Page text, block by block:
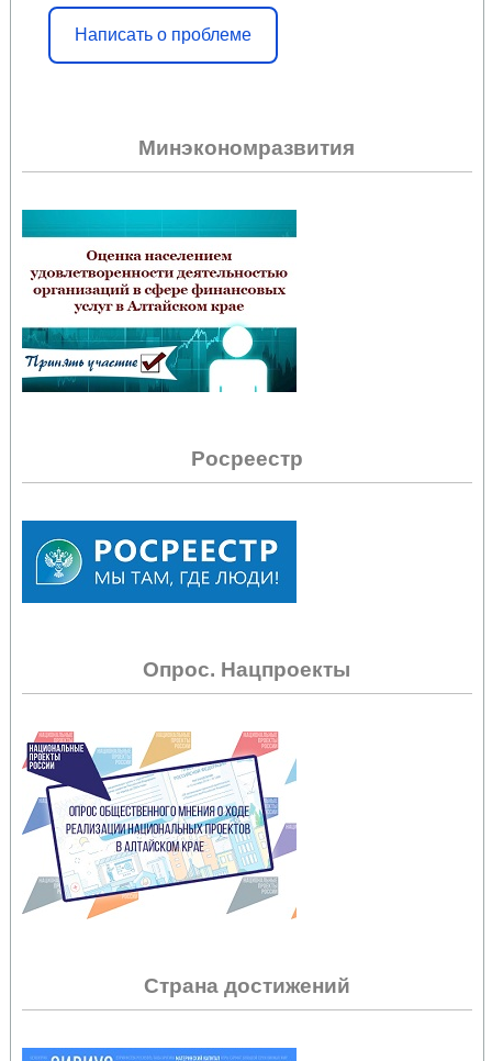
Написать о проблеме
Минэкономразвития
Росреестр
Опрос. Нацпроекты
Страна достижений